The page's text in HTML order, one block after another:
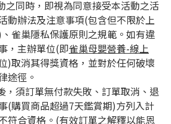
之同時，即視為同意接受本活動之活
動辦法及注意事項(包含但不限於上
雀巢隱私保護原則之規範。如有違
，主辦單位(即雀巢母嬰營養-線上
)取消其得獎資格，並對於任何破壞
途徑。
，須訂單無付款失敗、訂單取消、退
(購買商品超過7天鑑賞期)方列入計
符合資格。(有效訂單之解釋以能恩